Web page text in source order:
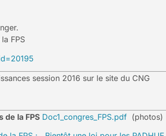
FPS
session 2016 sur le site du CNG
de la FPS Doc1_congres_FPS.pdf (photos)